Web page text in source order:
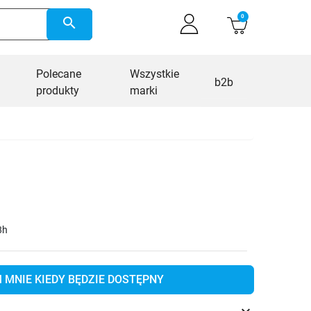
search 0
Polecane
produkty
Wszystkie
marki
b2b
MNIE KIEDY BĘDZIE DOSTĘPNY